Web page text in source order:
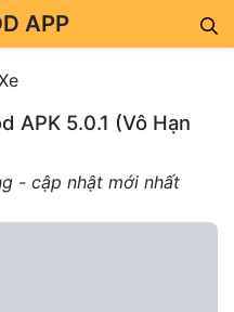
APP
APK 5.0.1 (Vô Hạn
- cập nhật mới nhất